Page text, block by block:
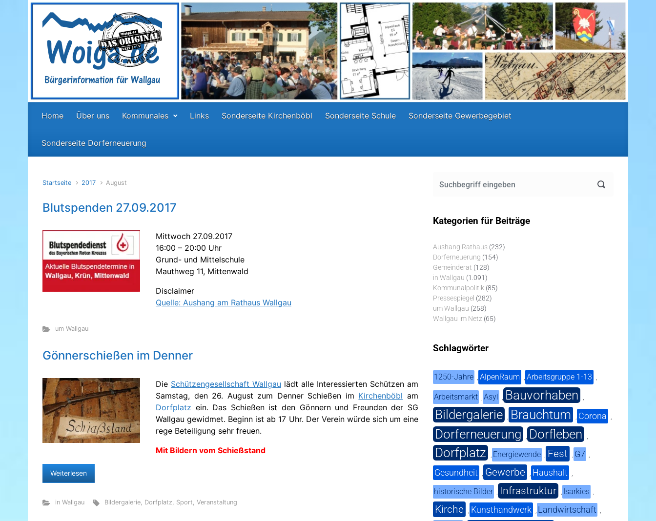
Zum Hauptinhalt springen
Home Über uns Kommunales Links Sonderseite Kirchenböbl Sonderseite Schule Sonderseite Gewerbegebiet
Sonderseite Dorferneuerung
Startseite 2017 August
Blutspenden 27.09.2017
Mittwoch 27.09.2017
16:00 – 20:00 Uhr
Grund- und Mittelschule
Mauthweg 11, Mittenwald
Disclaimer
Quelle: Aushang am Rathaus Wallgau
um Wallgau
Gönnerschießen im Denner
Die Schützengesellschaft Wallgau lädt alle Interessierten Schützen am
Samstag, den 26. August zum Denner Schießen im Kirchenböbl am
Dorfplatz ein. Das Schießen ist den Gönnern und Freunden der SG
Wallgau gewidmet. Beginn ist ab 17 Uhr. Der Verein würde sich um eine
rege Beteiligung sehr freuen.
Mit Bildern vom Schießstand
Weiterlesen
in Wallgau Bildergalerie, Dorfplatz, Sport,Veranstaltung
Kategorien für Beiträge
Aushang Rathaus (232)
Dorferneuerung (154)
Gemeinderat (128)
in Wallgau (1.091)
Kommunalpolitik (85)
Pressespiegel (282)
um Wallgau (258)
Wallgau im Netz (65)
Schlagwörter
1250-Jahre , AlpenRaum , Arbeitsgruppe 1-13 ,
Arbeitsmarkt ,Asyl , Bauvorhaben ,
Bildergalerie , Brauchtum , Corona ,
Dorferneuerung , Dorfleben ,
Dorfplatz , Energiewende , Fest , G7 ,
Gesundheit , Gewerbe , Haushalt ,
historische Bilder , Infrastruktur , Isarkies ,
Kirche , Kunsthandwerk , Landwirtschaft ,